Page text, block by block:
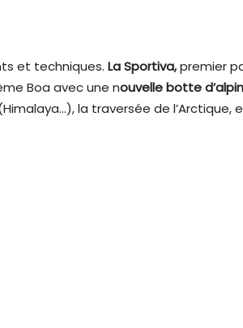
et techniques. La Sportiva,premier
Boa avec une nouvelle botte
la traversée de l’Arctique,